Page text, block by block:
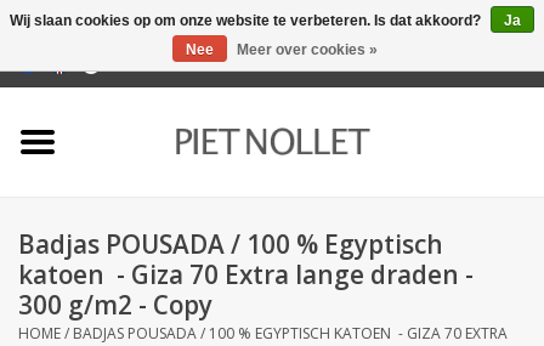
Badlinnen
Bedlinnen
Badjas POUSADA / 100 % Egyptisch
katoen - Giza 70 Extra lange draden -
300 g/m2 - Copy
HOME/ BADJAS POUSADA / 100 % EGYPTISCH KATOEN - GIZA 70 EXTRA
Wij slaan cookies op om onze website te verbeteren. Is dat akkoord?
Ja
Nee
Meer over cookies »